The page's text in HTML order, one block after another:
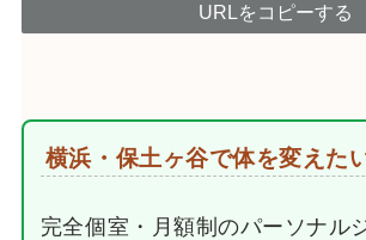
URLをコピーする
横浜・保土ヶ谷で体を変えた
完全個室・月額制のパーソナル